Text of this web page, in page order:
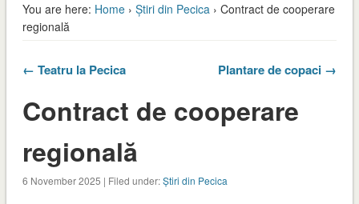
You are here: Home› Știri din Pecica› Contract de cooperare
regională
← Teatru la Pecica Plantare de copaci →
Contract de cooperare
regională
6 November 2025 | Filed under:Știri din Pecica